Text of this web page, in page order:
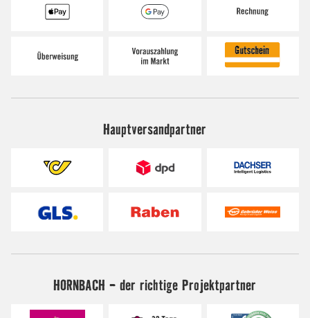
Hauptversandpartner
HORNBACH - der richtige Projektpartner